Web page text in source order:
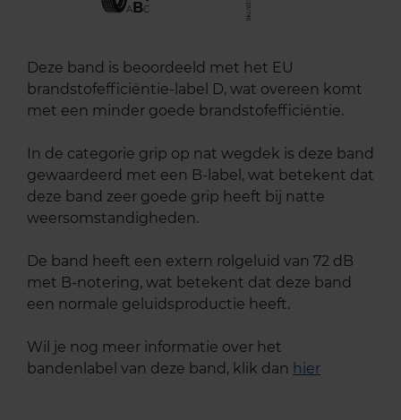
ABC
Deze band is beoordeeld met het EU
brandstofefficiëntie-label D, wat overeen komt
met een minder goede brandstofefficiëntie.
In de categorie grip op nat wegdek is deze band
gewaardeerd met een B-label, wat betekent dat
deze band zeer goede grip heeft bij natte
weersomstandigheden.
De band heeft een extern rolgeluid van 72 dB
met B-notering, wat betekent dat deze band
een normale geluidsproductie heeft.
Wil je nog meer informatie over het
bandenlabel van deze band, klik dan hier